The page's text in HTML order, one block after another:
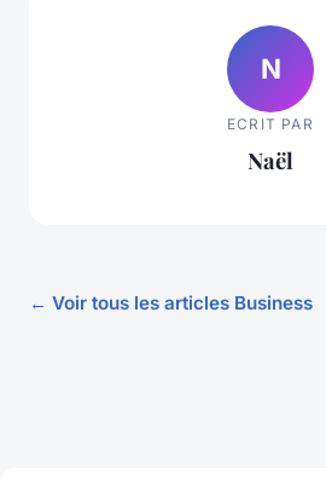
N
ECRIT PAR
Naël
← Voir tous les articles Business